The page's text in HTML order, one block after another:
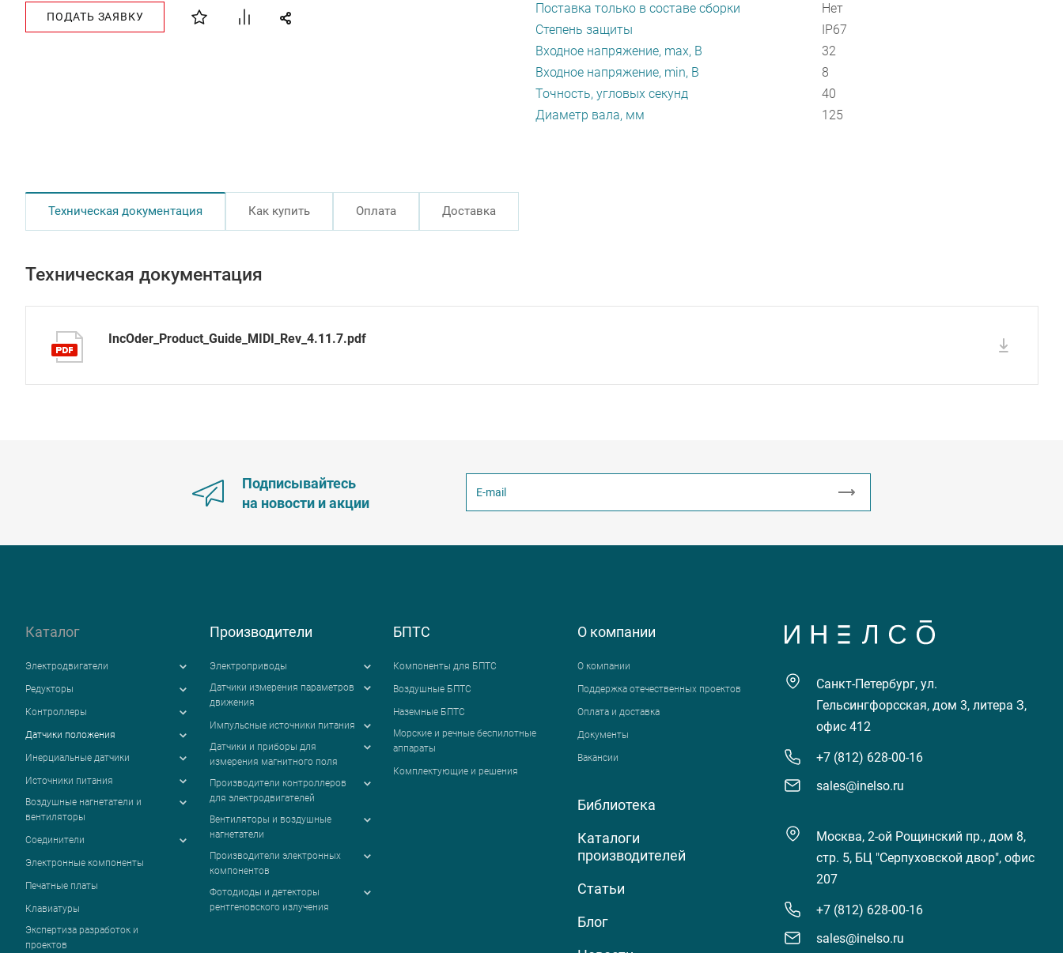
ПОДАТЬ ЗАЯВКУ
Поставка только в составе сборки
Нет
Степень защиты
IP67
Входное напряжение, max, В
32
Входное напряжение, min, В
8
Точность, угловых секунд
40
Диаметр вала, мм
125
Техническая документация Как купить Оплата Доставка
Техническая документация
IncOder_Product_Guide_MIDI_Rev_4.11.7.pdf
Подписывайтесь
на новости и акции
Каталог
Электродвигатели
Редукторы
Контроллеры
Датчики положения
Инерциальные датчики
Источники питания
Воздушные нагнетатели и
вентиляторы
Соединители
Электронные компоненты
Печатные платы
Клавиатуры
Экспертиза разработок и
проектов
Производители
Электроприводы
Датчики измерения параметров
движения
Импульсные источники питания
Датчики и приборы для
измерения магнитного поля
Производители контроллеров
для электродвигателей
Вентиляторы и воздушные
нагнетатели
Производители электронных
компонентов
Фотодиоды и детекторы
рентгеновского излучения
БПТС
Компоненты для БПТС
Воздушные БПТС
Наземные БПТС
Морские и речные беспилотные
аппараты
Комплектующие и решения
О компании
О компании
Поддержка отечественных проектов
Оплата и доставка
Документы
Вакансии
Библиотека
Каталоги
производителей
Статьи
Блог
Санкт-Петербург, ул.
Гельсингфорсская, дом 3, литера З,
офис 412
+7 (812) 628-00-16
sales@inelso.ru
Москва, 2-ой Рощинский пр., дом 8,
стр. 5, БЦ "Серпуховской двор", офис
207
+7 (812) 628-00-16
sales@inelso.ru